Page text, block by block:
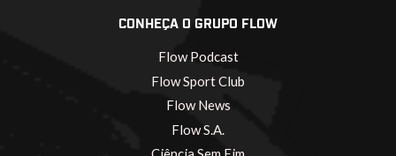
CONHEÇA O GRUPO FLOW
Flow Podcast
Flow Sport Club
Flow News
Flow S.A.